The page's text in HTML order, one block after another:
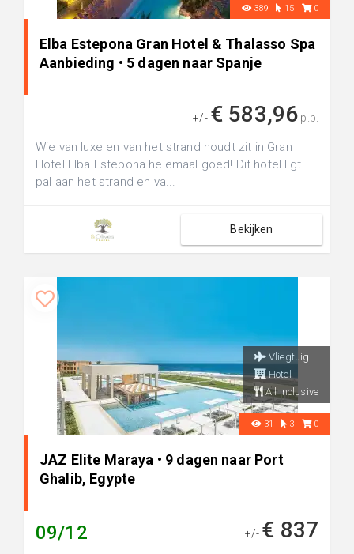
389 15 0
Elba Estepona Gran Hotel & Thalasso Spa
Aanbieding • 5 dagen naar Spanje
+/- € 583,96 p.p.
Wie van luxe en van het strand houdt zit in Gran
Hotel Elba Estepona helemaal goed! Dit hotel ligt
pal aan het strand en va...
Bekijken
Vliegtuig
Hotel
All inclusive
31 3 0
JAZ Elite Maraya • 9 dagen naar Port
Ghalib, Egypte
09/12 +/- € 837